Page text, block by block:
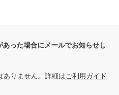
った場合にメールでお知らせし
りません。詳細はご利用ガイド